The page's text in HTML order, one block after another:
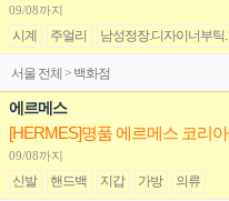
09/08까지
시계 주얼리 남성정장.디자이너부틱.
서울 전체 > 백화점
에르메스
09/08까지
신발 핸드백 지갑 가방 의류